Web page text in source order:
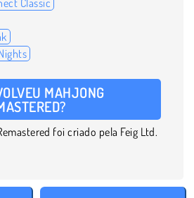
MAHJONG
foi criado pela Feig Ltd.